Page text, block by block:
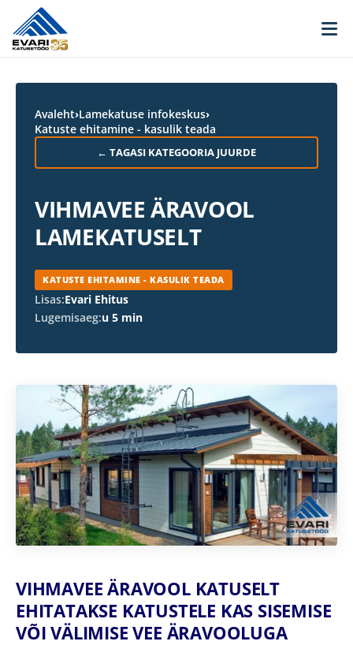
Skip to content
Avaleht›Lamekatuse infokeskus›
Katuste ehitamine - kasulik teada
← TAGASI KATEGOORIA JUURDE
VIHMAVEE ÄRAVOOL
LAMEKATUSELT
KATUSTE EHITAMINE - KASULIK TEADA
Lisas:Evari Ehitus
Lugemisaeg:u 5 min
VIHMAVEE ÄRAVOOL KATUSELT
EHITATAKSE KATUSTELE KAS SISEMISE
VÕI VÄLIMISE VEE ÄRAVOOLUGA